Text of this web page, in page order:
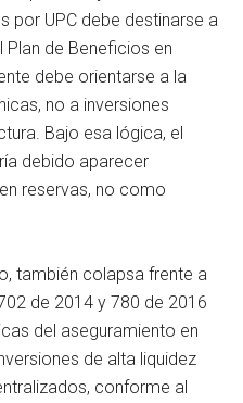
por UPC debe destinarse a
de Beneficios en
debe orientarse a la
no a inversiones
Bajo esa lógica, el
debido aparecer
reservas, no como
también colapsa frente a
de 2014 y 780 de 2016
del aseguramiento en
de alta liquidez
conforme al